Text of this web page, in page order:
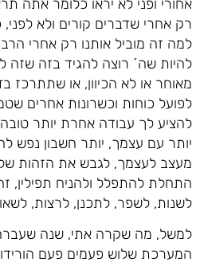
אחורי ופני לא יראו כלומר אתה
רק אחרי שדברים קורים ולא לפני,
למה זה מוביל אותנו רק אחרי
להיות שה´ רוצה להגיד בזה שזה
מאוחר או לא הכיוון, או שתתרכז
לפועל כוחות וכשרונות אחרים
להציע לך עבודה אחרת יותר
יותר עם עצמך, יותר חשבון נפש
מעצב לעצמך, לגבש את הזהות
התחלת להתפלל ולהניח תפילין,
לשנות, לשפר, לתכנן, לרצות,
למשל, מה שקרה אתי, שנה
המערכת שלוש פעמים פעם הורידו